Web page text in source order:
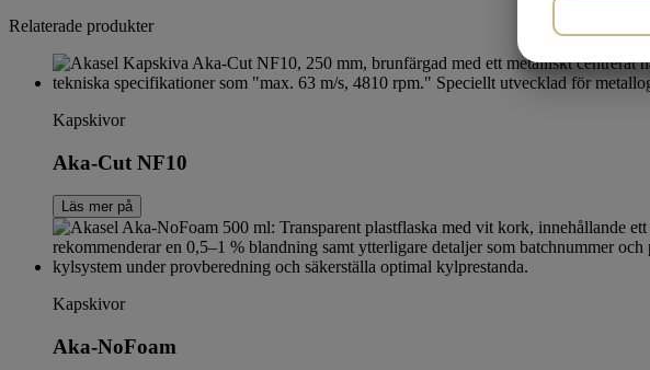
Relaterade produkter
Kapskivor
Aka-Cut NF10
Läs mer på
Kapskivor
Aka-NoFoam